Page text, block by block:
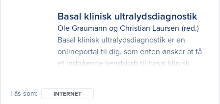
Basal klinisk ultralydsdiagnostik
Ole Graumann og Christian Laursen (red.)
Basal klinisk ultralydsdiagnostik er en
onlineportal til dig, som enten ønsker at få
et indgående kendskab til basal klinisk
undervisningsbrug eller til den praktiske
Fås som INTERNET